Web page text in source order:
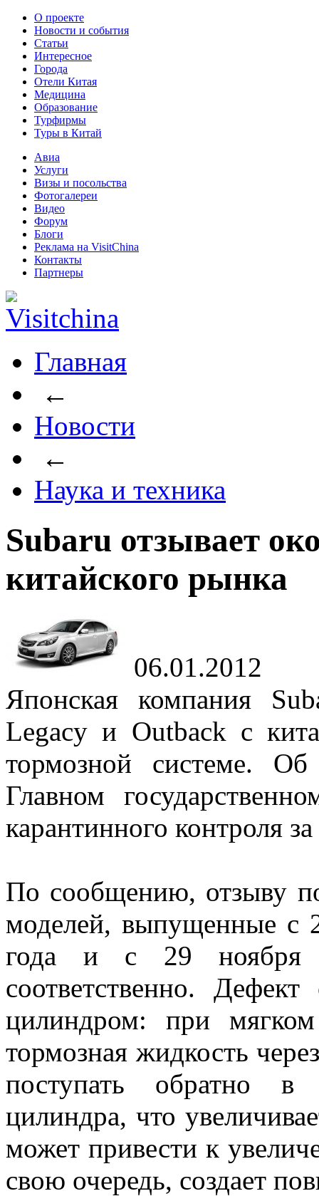
О проекте
Новости и события
Статьи
Интересное
Города
Отели Китая
Медицина
Образование
Турфирмы
Туры в Китай
Авиа
Услуги
Визы и посольства
Фотогалереи
Видео
Форум
Блоги
Реклама на VisitChina
Контакты
Партнеры
Главная
←
Новости
←
Наука и техника
Subaru отзывает
китайского рынка
06.01.2012
Японская компания
Legacy и Outback с
тормозной системе.
Главном
карантинного контроля
По сообщению, отзыву
моделей, выпущенные с
года и с 29 ноября
соответственно.
цилиндром: при
тормозная жидкость
поступать обратно в
цилиндра, что
может привести к
свою очередь, создает